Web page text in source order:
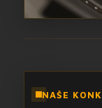
NAŠE